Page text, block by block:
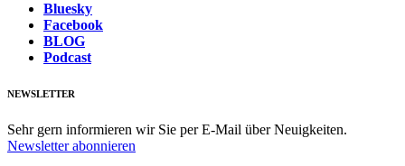
Bluesky
Facebook
BLOG
Podcast
NEWSLETTER
Sehr gern informieren wir Sie per E-Mail über Neuigkeiten.
Newsletter abonnieren